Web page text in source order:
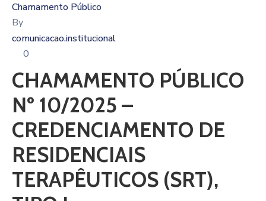
Chamamento Público
By
comunicacao.institucional
0
CHAMAMENTO PÚBLICO
Nº 10/2025 –
CREDENCIAMENTO DE
RESIDENCIAIS
TERAPÊUTICOS (SRT),